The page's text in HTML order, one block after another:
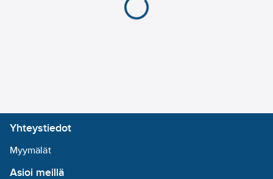
Yhteystiedot
Myymälät
Asioi meillä